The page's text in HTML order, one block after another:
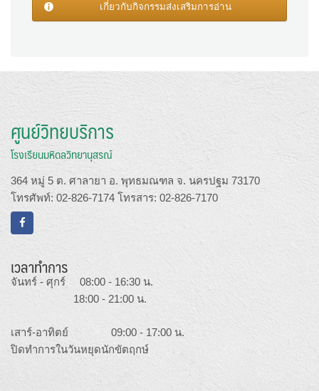
เกี่ยวกับกิจกรรมส่งเสริมการอ่าน
ศูนย์วิทยบริการ
โรงเรียนมหิดลวิทยานุสรณ์
364 หมู่ 5 ต. ศาลายา อ. พุทธมณฑล จ. นครปฐม 73170
โทรศัพท์: 02-826-7174 โทรสาร: 02-826-7170
เวลาทำการ
จันทร์ - ศุกร์ 08:00 - 16:30 น.
18:00 - 21:00 น.
เสาร์-อาทิตย์ 09:00 - 17:00 น.
ปิดทำการในวันหยุดนักขัตฤกษ์